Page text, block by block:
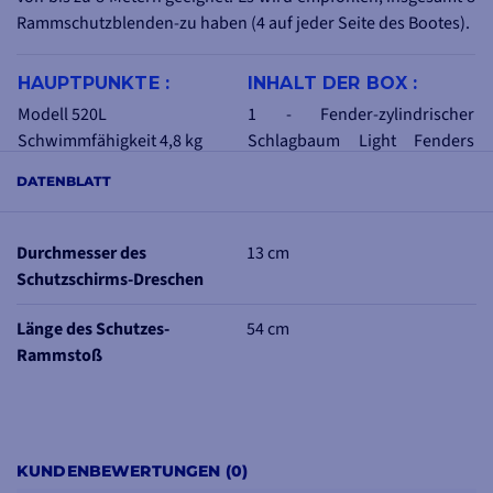
DATENBLATT
Durchmesser des
Schutzschirms-Dreschen
13 cm
Länge des Schutzes-
Rammstoß
54 cm
Rammschutzblenden-zu haben (4 auf jeder Seite des Bootes).
HAUPTPUNKTE :
Modell 520L
Schwimmfähigkeit 4,8 kg
Augen
Kann vertikal und horizontal
verwendet werden
INHALT DER BOX :
1 - Fender-zylindrischer
Schlagbaum Light Fenders
KUNDENBEWERTUNGEN (0)